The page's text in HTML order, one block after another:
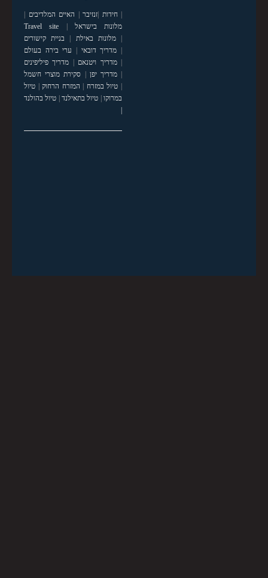
|חידות זנזיבר האיים המלדיבים
מלונות בישראל
Travel site
|מלונות באילת
בניית קישורים
מדריך דובאי
ערי בירה בעולם
|מדריך ויטנאם
מדריך פיליפינים
|מדריך יפן
סקירת מוצרי חשמל
טיול במזרח המזרח הרחוק| טיול
במרוקו| טיול בתאילנד| טיול בהולנד